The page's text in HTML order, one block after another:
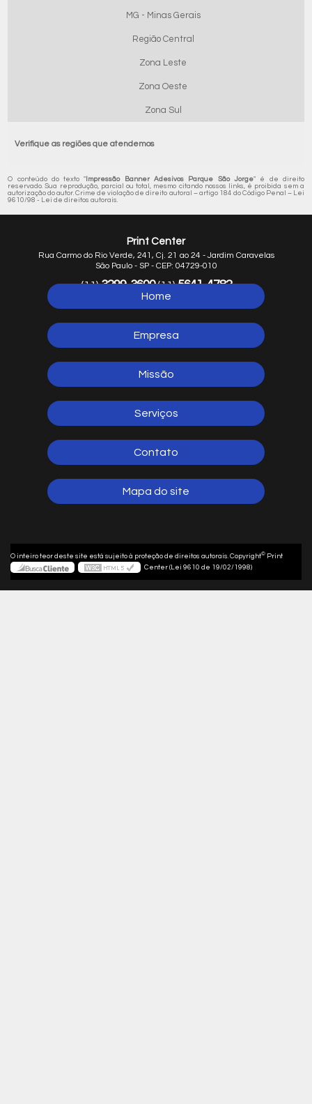
MG - Minas Gerais
Região Central
Zona Leste
Zona Oeste
Zona Sul
Verifique as regiões que atendemos
O conteúdo do texto " Impressão Banner Adesivos Parque São Jorge" é de direito
reservado. Sua reprodução, parcial ou total, mesmo citando nossos links, é proibida sem a
autorização do autor. Crime de violação de direito autoral – artigo 184 do Código Penal –
Lei
9610/98 - Lei de direitos autorais
Print Center
Rua Carmo do Rio Verde, 241, Cj. 21 ao 24 - Jardim Caravelas
São Paulo - SP - CEP: 04729-010
(11)3299-3600(11)5641-4782
5641-1254
Home
Empresa
Missão
Serviços
Contato
Mapa do site
O inteiro teor deste site está sujeito à proteção de direitos autorais. Copyright© Print
Center (Lei 9610 de 19/02/1998)